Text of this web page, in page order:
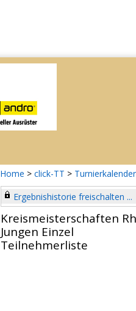
Home > click-TT > Turnierkalender
Ergebnishistorie freischalten ...
Kreismeisterschaften
Jungen Einzel
Teilnehmerliste